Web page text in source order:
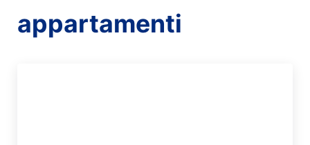
appartamenti